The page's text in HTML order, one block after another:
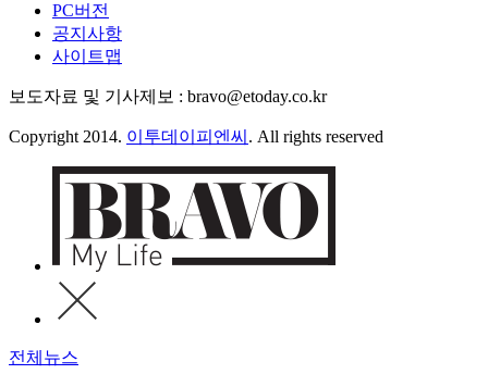
PC버전
공지사항
사이트맵
보도자료 및 기사제보 : bravo@etoday.co.kr
Copyright 2014. 이투데이피엔씨 . All rights reserved
전체뉴스